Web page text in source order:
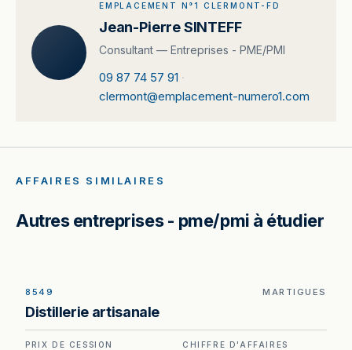
EMPLACEMENT N°1 CLERMONT-FD
Jean-Pierre SINTEFF
Consultant — Entreprises - PME/PMI
09 87 74 57 91 ·
clermont@emplacement-numero1.com
AFFAIRES SIMILAIRES
Autres entreprises - pme/pmi à étudier
Distillerie artisanale à vendre à Martigues, au prix
de 990 000 €. (Honoraires à la charge du
8549 MARTIGUES
Distillerie artisanale
PRIX DE CESSION CHIFFRE D'AFFAIRES